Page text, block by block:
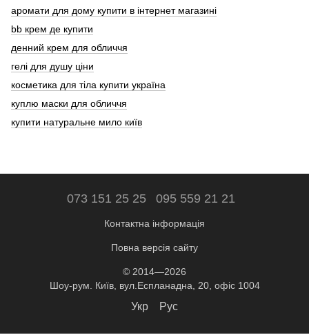
аромати для дому купити в інтернет магазині
bb крем де купити
денний крем для обличчя
гелі для душу ціни
косметика для тіла купити україна
куплю маски для обличчя
купити натуральне мило київ
073 151 25 25 095 559 21 21
Контактна інформація
Повна версія сайту
© 2014—2026
Шоу-рум. Київ, вул.Еспланадна, 20, офіс 1004
Укр Рус